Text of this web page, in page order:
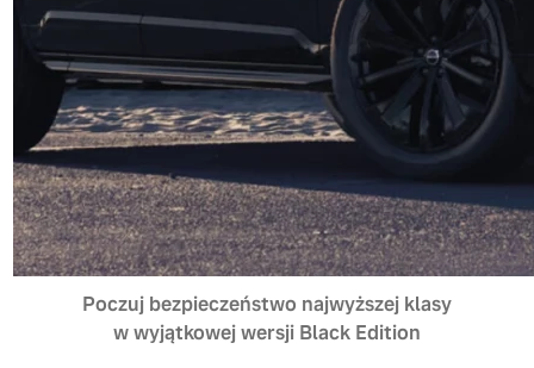
Poczuj bezpieczeństwo najwyższej klasy
w wyjątkowej wersji Black Edition